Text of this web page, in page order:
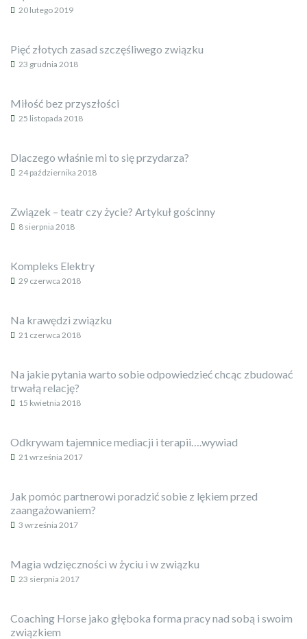
20 lutego 2019
Pięć złotych zasad szczęśliwego związku
23 grudnia 2018
Miłość bez przyszłości
25 listopada 2018
Dlaczego właśnie mi to się przydarza?
24 października 2018
Związek – teatr czy życie? Artykuł gościnny
8 sierpnia 2018
Kompleks Elektry
29 czerwca 2018
Na krawędzi związku
21 czerwca 2018
Na jakie pytania warto sobie odpowiedzieć chcąc zbudować
trwałą relację?
15 kwietnia 2018
Odkrywam tajemnice mediacji i terapii….wywiad
21 września 2017
Jak pomóc partnerowi poradzić sobie z lękiem przed
zaangażowaniem?
3 września 2017
Magia wdzięczności w życiu i w związku
23 sierpnia 2017
Coaching Horse jako głęboka forma pracy nad sobą i swoim
związkiem